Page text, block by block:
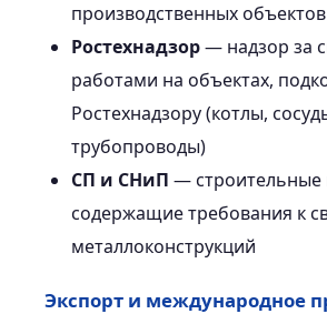
производственных объектов
Ростехнадзор— надзор за
работами на объектах,
Ростехнадзору (котлы,
трубопроводы)
СП и СНиП —
содержащие требования к
металлоконструкций
Экспорт и международное